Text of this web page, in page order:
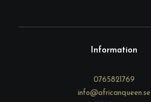
Information
0765821769
info@africanqueen.se